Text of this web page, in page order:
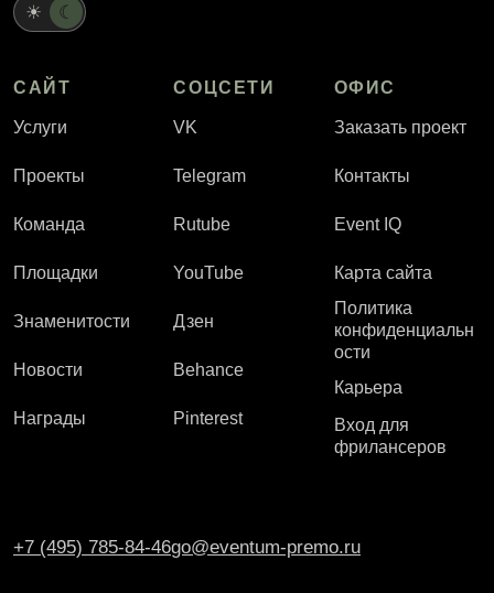
☀ ☾
САЙТ
Услуги
Проекты
Команда
Площадки
Знаменитости
Новости
Награды
СОЦСЕТИ
VK
Telegram
Rutube
YouTube
Дзен
Behance
Pinterest
ОФИС
Заказать проект
Контакты
Event IQ
Карта сайта
Политика
конфиденциальн
ости
Карьера
Вход для
фрилансеров
+7 (495) 785-84-46go@eventum-premo.ru